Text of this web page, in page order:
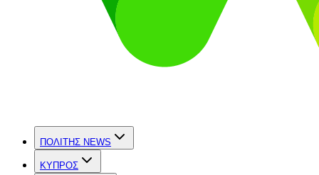
ΠΟΛΙΤΗΣ NEWS
ΚΥΠΡΟΣ